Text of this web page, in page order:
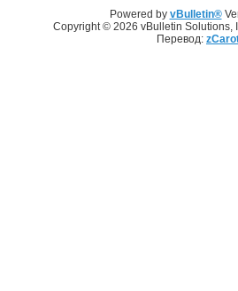
Powered by vBulletin®
Copyright © 2026 vBulletin Solutions,
Перевод: